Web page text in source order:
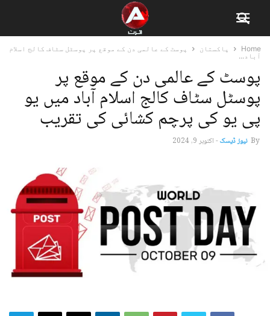
Home پاکستان
پوسٹ کے عالمی دن کے موقع پر پوسٹل سٹاف کالج اسلام
آباد...
پوسٹ کے عالمی دن کے موقع پر
پوسٹل سٹاف کالج اسلام آباد میں یو
پی یو کی پرچم کشائی کی تقریب
By نیوز ڈیسک-اکتوبر 9, 2024